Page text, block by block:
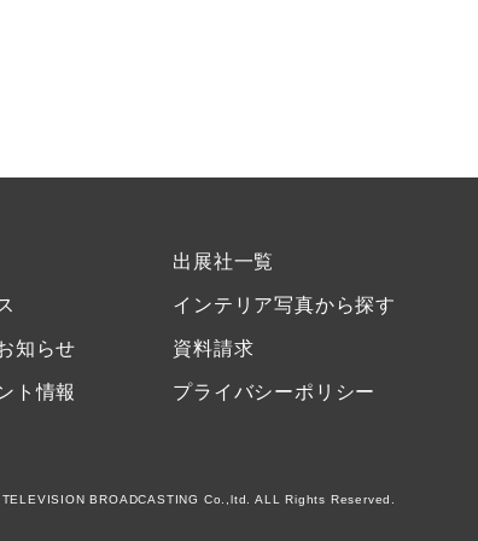
知らせ
ト情報
出展社一覧
インテリア写真から探す
資料請求
プライバシーポリシー
BROADCASTING Co.,ltd. ALL Rights Reserved.